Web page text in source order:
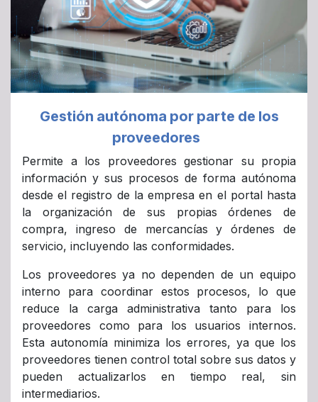
Gestión autónoma por parte de los
proveedores
Permite a los proveedores gestionar su propia
información y sus procesos de forma autónoma
desde el registro de la empresa en el portal hasta
la organización de sus propias órdenes de
compra, ingreso de mercancías y órdenes de
servicio, incluyendo las conformidades.
Los proveedores ya no dependen de un equipo
interno para coordinar estos procesos, lo que
reduce la carga administrativa tanto para los
proveedores como para los usuarios internos.
Esta autonomía minimiza los errores, ya que los
proveedores tienen control total sobre sus datos y
pueden actualizarlos en tiempo real, sin
intermediarios.